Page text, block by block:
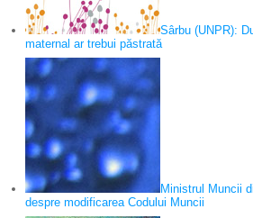
Sârbu (UNPR):
maternal ar trebui păstrată
Ministrul Muncii
despre modificarea Codului Muncii